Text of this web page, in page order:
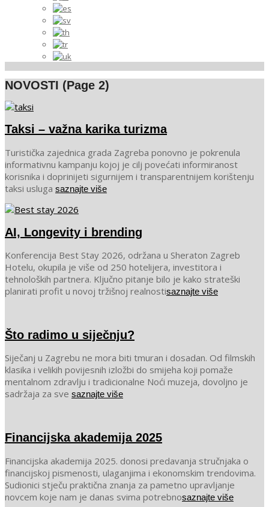
NOVOSTI (Page 2)
Taksi – važna karika turizma
2026-
03-
06
Turistička zajednica grada Zagreba ponovno je pokrenula
informativnu kampanju kojoj je cilj povećati informiranost
korisnika i doprinijeti sigurnijem i transparentnijem korištenju
taksi usluga saznajte više
AI, Longevity i brending
2026-
02-
18
Konferencija Best Stay 2026, održana u Sheraton Zagreb
Hotelu, okupila je više od 250 hotelijera, investitora i
tehnoloških partnera. Ključno pitanje bilo je kako strateški
planirati profit u novoj tržišnoj realnostisaznajte više
Što radimo u siječnju?
2026-
01-
12
Siječanj u Zagrebu ne mora biti tmuran i dosadan. Od filmskih
klasika i velikih povijesnih izložbi do smijeha koji pomaže
mentalnom zdravlju i tradicionalne Noći muzeja, dovoljno je
sadržaja za sve saznajte više
Financijska akademija 2025
2025-
12-
02
Financijska akademija 2025. donosi predavanja stručnjaka o
financijskoj pismenosti, ulaganjima i ekonomskim trendovima.
Sudionici stječu praktična znanja za pametno upravljanje
novcem koje nam je danas svima potrebnosaznajte više